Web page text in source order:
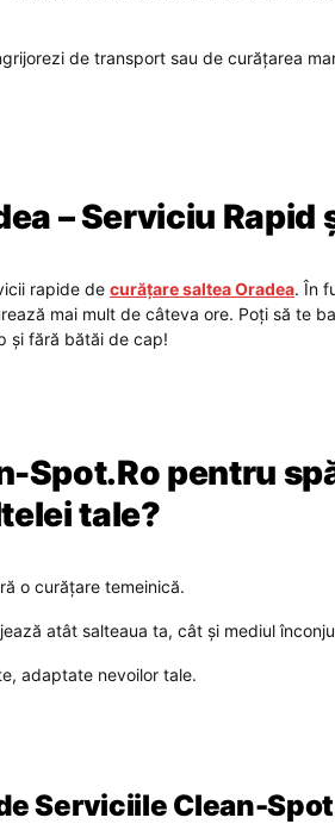
de transport sau de curățarea
– Serviciu Rapid
rapide de curățare saltea Oradea. În
mai mult de câteva ore. Poți să te
și fără bătăi de cap!
Spot.Ro pentru
tale?
o curățare temeinică.
atât salteaua ta, cât și mediul
adaptate nevoilor tale.
Serviciile Clean-